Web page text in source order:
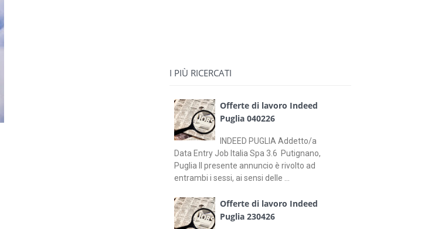
I PIÙ RICERCATI
Offerte di lavoro Indeed
Puglia 040226
INDEED PUGLIA Addetto/a
Data Entry Job Italia Spa 3.6 Putignano,
Puglia Il presente annuncio è rivolto ad
entrambi i sessi, ai sensi delle ...
Offerte di lavoro Indeed
Puglia 230426